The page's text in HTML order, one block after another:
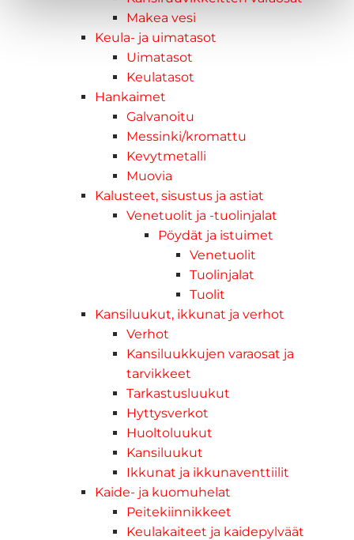
Makea vesi
Keula- ja uimatasot
Uimatasot
Keulatasot
Hankaimet
Galvanoitu
Messinki/kromattu
Kevytmetalli
Muovia
Kalusteet, sisustus ja astiat
Venetuolit ja -tuolinjalat
Pöydät ja istuimet
Venetuolit
Tuolinjalat
Tuolit
Kansiluukut, ikkunat ja verhot
Verhot
Kansiluukkujen varaosat ja
tarvikkeet
Tarkastusluukut
Hyttysverkot
Huoltoluukut
Kansiluukut
Ikkunat ja ikkunaventtiilit
Kaide- ja kuomuhelat
Peitekiinnikkeet
Keulakaiteet ja kaidepylväät